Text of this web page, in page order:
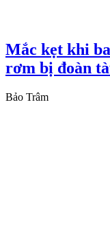
Mắc kẹt khi
rơm bị đoàn
Bảo Trâm